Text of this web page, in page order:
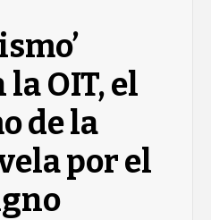
la OIT, el
de la
por el